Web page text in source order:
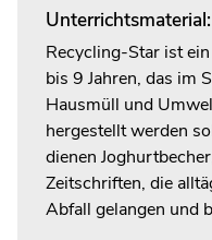
Recycling-Star ist
bis 9 Jahren, das im
Hausmüll und
hergestellt werden
dienen
Zeitschriften, die
Abfall gelangen und